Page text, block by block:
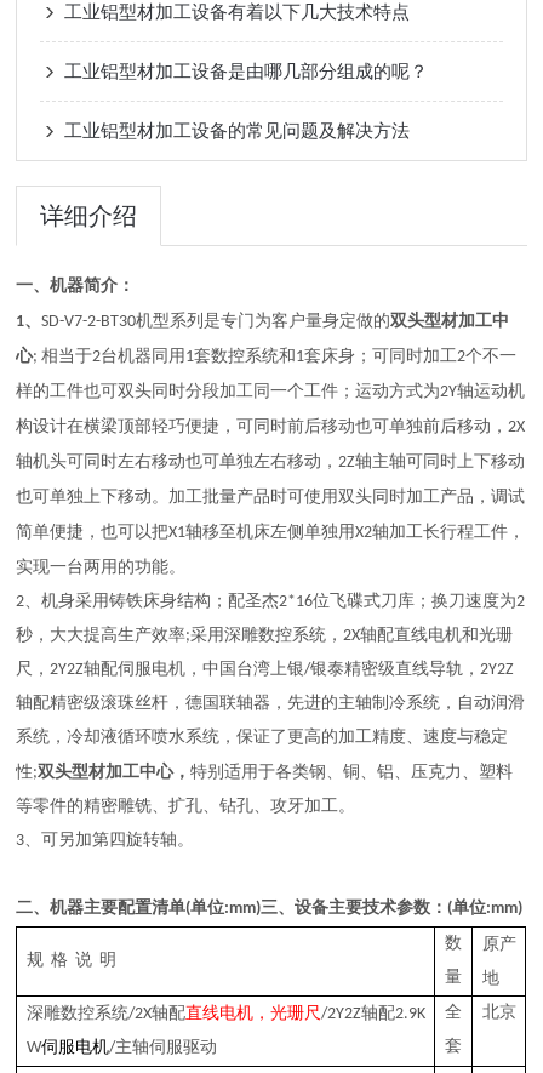
工业铝型材加工设备有着以下几大技术特点
工业铝型材加工设备是由哪几部分组成的呢？
工业铝型材加工设备的常见问题及解决方法
详细介绍
一、机器简介：
1、SD-V7-2-BT30机型系列是专门为客户量身定做的双头型材加工中
心;相当于2台机器同用 1套数控系统和 1套床身；可同时加工2个不一
样的工件也可双头同时分段加工同一个工件 ；运动方式为2Y轴运动机
构设计在横梁顶部轻巧便捷，可同时前后移动也可单独前后移动，2X
轴机头可同时左右移动也可单独左右移动 ，2Z轴主轴可同时上下移动
也可单独上下移动。加工批量产品时可使用双头同时加工产品，调试
简单便捷，也可以把X1轴移至机床左侧单独用X2轴加工长行程工件，
实现一台两用的功能。
2、机身采用铸铁床身结构 ；配圣杰2*16位飞碟式刀库；换刀速度为2
秒，大大提高生产效率;采用深雕数控系统 ，2X轴配直线电机和光珊
尺，2Y2Z轴配伺服电机 ，中国台湾上银/银泰精密级直线导轨，2Y2Z
轴配精密级滚珠丝杆，德国联轴器，先进的主轴制冷系统，自动润滑
系统，冷却液循环喷水系统，保证了更高的加工精度、速度与稳定
性;双头型材加工中心，特别适用于各类钢、铜、铝、压克力、塑料
等零件的精密雕铣、扩孔、钻孔、攻牙加工。
3、
可另加第四旋转轴。
二、机器主要配置清单(单位:mm)
规 格 说 明
数
量
原产
地
深雕数控系统/2X轴配直线电机，光珊尺/2Y2Z轴配2.9K
W伺服电机/主轴伺服驱动
全
套
北京
三、设备主要技术参数： (单位:mm)